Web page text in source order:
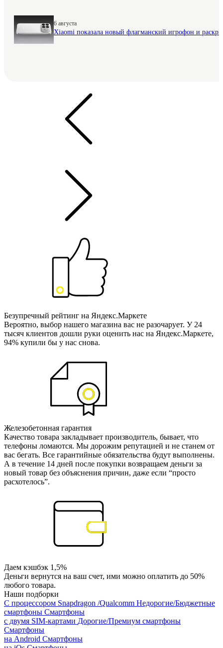
6 августа
Xiaomi показала новый флагманский игрофон и
Безупречный рейтинг на Яндекс.Маркете
Вероятно, выбор нашего магазина вас не разочарует. У 24
тысяч клиентов дошли руки оценить нас на Яндекс.Маркете,
94% купили бы у нас снова.
Железобетонная гарантия
Качество товара закладывает производитель, бывает, что
телефоны ломаются. Мы дорожим репутацией и не станем от
вас бегать. Все гарантийные обязательства будут выполнены.
А в течение 14 дней после покупки возвращаем деньги за
новый товар без объяснения причин, даже если “просто
расхотелось”.
Даем кэшбэк 1,5%
Деньги вернутся на ваш счет, ими можно оплатить до 50%
любого товара.
Наши подборки
С процессором Snapdragon /Qualcomm Недорогие/Бюджетные
смартфоны Смартфоны
с двумя SIM-картами Дорогие/Премиум смартфоны
Смартфоны
на Android Смартфоны